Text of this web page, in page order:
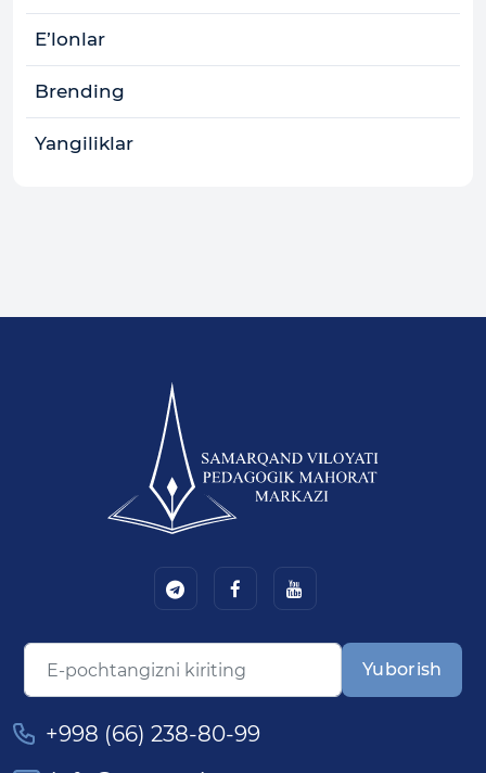
E’lonlar
Brending
Yangiliklar
Yuborish
+998 (66) 238-80-99